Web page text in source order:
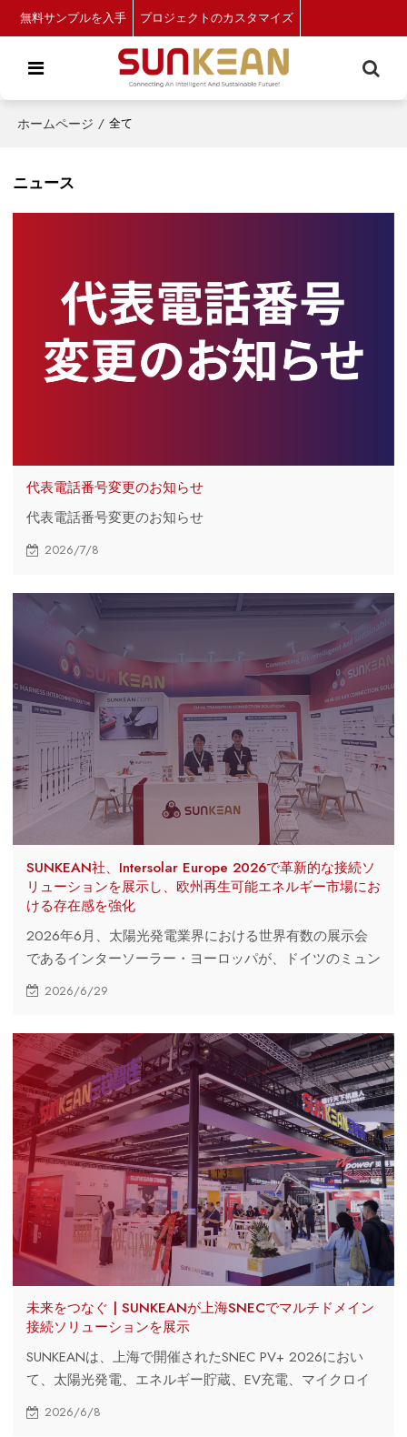
無料サンプルを入手 プロジェクトのカスタマイズ
ホームページ / 全て
ニュース
代表電話番号変更のお知らせ
代表電話番号変更のお知らせ
2026/7/8
SUNKEAN社、Intersolar Europe 2026で革新的な接続ソ
リューションを展示し、欧州再生可能エネルギー市場にお
ける存在感を強化
2026年6月、太陽光発電業界における世界有数の展示会
であるインターソーラー・ヨーロッパが、ドイツのミュン
ヘンで盛況のうちに閉幕しました。今年のイベントにおい
接続ソリューションを展示し、世界中のEPC請負業者、プ
ロジェクト開発者、機器メーカー、業界パートナーと交流
しました。
2026/6/29
未来をつなぐ | SUNKEANが上海SNECでマルチドメイン
接続ソリューションを展示
SUNKEANは、上海で開催されたSNEC PV+ 2026におい
て、太陽光発電、エネルギー貯蔵、EV充電、マイクロイ
ンバーター、AI高速接続を網羅するマルチドメイン相互接
続ソリューションを展示した。
2026/6/8